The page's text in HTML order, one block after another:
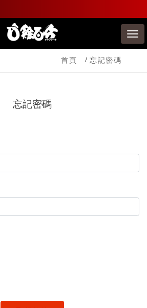
首頁 忘記密碼
忘記密碼